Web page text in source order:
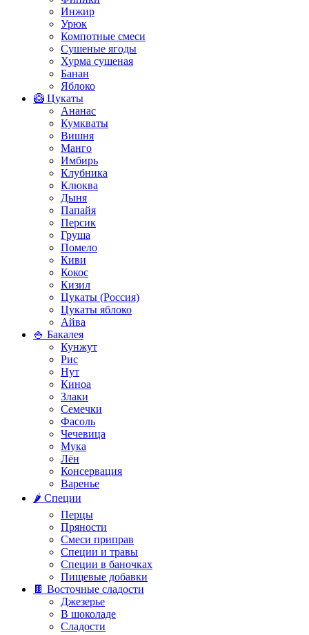
Инжир
Урюк
Компотные смеси
Сушеные ягоды
Хурма сушеная
Банан
Яблоко
🥝 Цукаты
Ананас
Кумкваты
Вишня
Манго
Имбирь
Клубника
Клюква
Дыня
Папайя
Персик
Груша
Помело
Киви
Кокос
Кизил
Цукаты (Россия)
Цукаты яблоко
Айва
🍚 Бакалея
Кунжут
Рис
Нут
Киноа
Злаки
Семечки
Фасоль
Чечевица
Мука
Лён
Консервация
Варенье
🌶️ Специи
Перцы
Пряности
Смеси приправ
Специи и травы
Специи в баночках
Пищевые добавки
🍫 Восточные сладости
Джезерье
В шоколаде
Сладости